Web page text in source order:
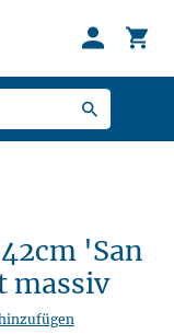
'San
massiv